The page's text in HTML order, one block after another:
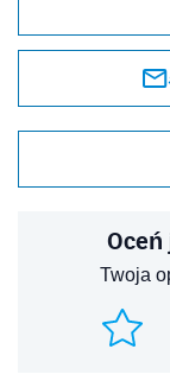
Oceń
Twoja